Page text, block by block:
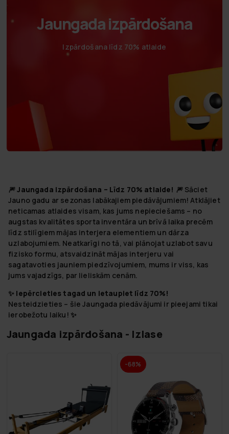
Jaungada izpārdošana
Izpārdošana līdz 70% atlaide
🎆Jaungada izpārdošana – Līdz 70% atlaide! 🎆 Sāciet
Jauno gadu ar sezonas labākajiem piedāvājumiem! Atklājiet
neticamas atlaides visam, kas jums nepieciešams – no
augstas kvalitātes sporta inventāra un brīvā laika precēm
līdz stilīgiem mājas interjera elementiem un dārza
uzlabojumiem. Neatkarīgi no tā, vai plānojat uzlabot savu
fizisko formu, atsvaidzināt mājas interjeru vai
sagatavoties jauniem piedzīvojumiem, mums ir viss, kas
jums vajadzīgs, par lieliskām cenām.
✨ Iepērcieties tagad un ietaupiet līdz 70%!
Nesteidzieties – šie Jaungada piedāvājumi ir pieejami tikai
ierobežotu laiku! ✨
Jaungada izpārdošana - Izlase
-68%